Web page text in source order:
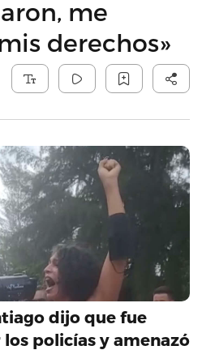
me
derechos»
dijo que fue
los policías y amenazó